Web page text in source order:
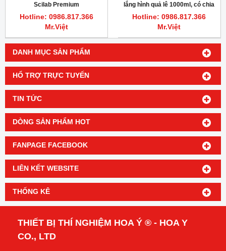
DANH MỤC SẢN PHẨM
HỔ TRỢ TRỰC TUYẾN
TIN TỨC
DÒNG SẢN PHẨM HOT
FANPAGE FACEBOOK
LIÊN KẾT WEBSITE
THỐNG KÊ
Scilab Premium
Hotline: 0986.817.366
Mr.Việt
lắng hình quả lê 1000ml, có chia
vạch 50ml
Hotline: 0986.817.366
Mr.Việt
THIẾT BỊ THÍ NGHIỆM HOA Ý ® - HOA Y
CO., LTD